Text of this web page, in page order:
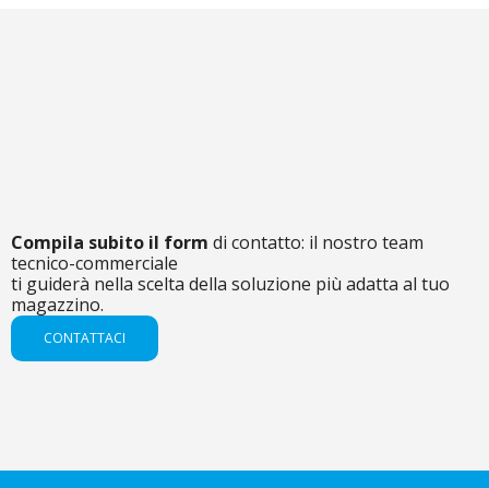
Compila subito il form di contatto: il nostro team
tecnico-commerciale
ti guiderà nella scelta della soluzione più adatta al tuo
magazzino.
CONTATTACI